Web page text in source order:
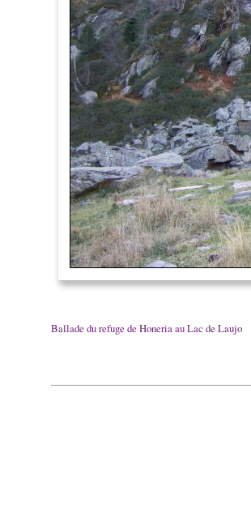
Ballade du refuge de Honeria au Lac de Laujo